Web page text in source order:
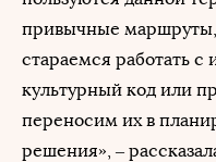
привычные
стараемся работать
культурный код или
переносим их в
решения», –